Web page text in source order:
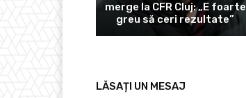
merge la CFR Cluj: „E foarte
greu să ceri rezultate”
LĂSAȚI UN MESAJ